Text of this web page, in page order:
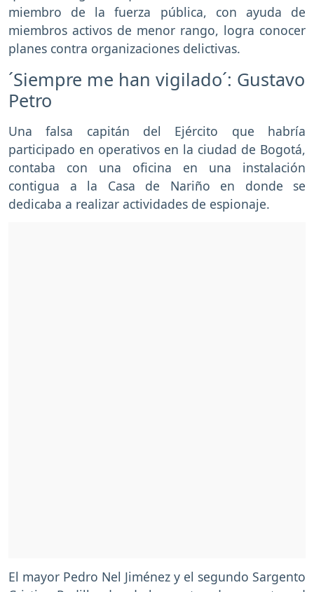
miembro de la fuerza pública, con ayuda de
miembros activos de menor rango, logra conocer
planes contra organizaciones delictivas.
´Siempre me han vigilado´: Gustavo
Petro
Una falsa capitán del Ejército que habría
participado en operativos en la ciudad de Bogotá,
contaba con una oficina en una instalación
contigua a la Casa de Nariño en donde se
dedicaba a realizar actividades de espionaje.
El mayor Pedro Nel Jiménez y el segundo Sargento